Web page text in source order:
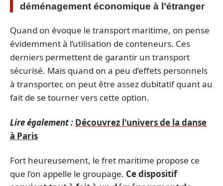
déménagement économique à l’étranger
Quand on évoque le transport maritime, on pense
évidemment à l’utilisation de conteneurs. Ces
derniers permettent de garantir un transport
sécurisé. Mais quand on a peu d’effets personnels
à transporter, on peut être assez dubitatif quant au
fait de se tourner vers cette option.
Lire également : Découvrez l'univers de la danse
à Paris
Fort heureusement, le fret maritime propose ce
que l’on appelle le groupage. Ce dispositif